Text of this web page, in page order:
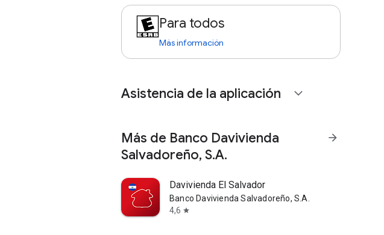
Para todos
Más información
Asistencia de la aplicación expand_more
Más de Banco Davivienda
Salvadoreño, S.A.
arrow_forward
Davivienda El Salvador
Banco Davivienda Salvadoreño, S.A.
4,6 star